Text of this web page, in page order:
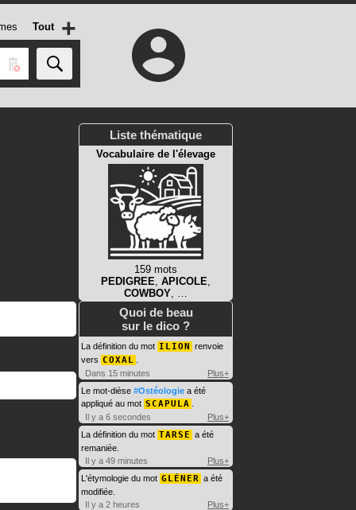
Tout +
Liste thématique
Vocabulaire de l'élevage
159 mots
PEDIGREE, APICOLE,
COWBOY, …
Quoi de beau
sur le dico ?
La définition du mot ILION renvoie
vers COXAL
Dans 15 minutes
Plus+
Le mot-dièse #Ostéologie a été
appliqué au mot SCAPULA
Il y a 6 secondes
Plus+
La définition du mot TARSE a été
remaniée.
Il y a 49 minutes
Plus+
L'étymologie du mot GLÉNER a été
modifiée.
Il y a 2 heures
Plus+